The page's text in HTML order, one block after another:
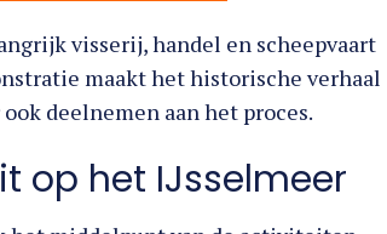
maakt het historische verhaal
deelnemen aan het proces.
op het IJsselmeer